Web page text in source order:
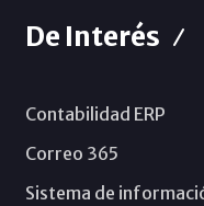
De Interés
Contabilidad ERP
Correo 365
Sistema de